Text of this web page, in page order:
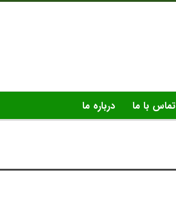
تماس با ما درباره ما